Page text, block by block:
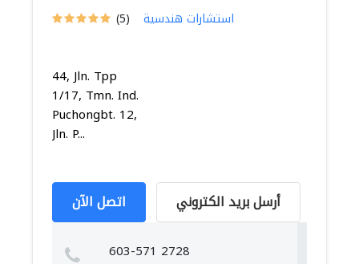
(5) استشارات هندسية
44, Jln. Tpp
1/17, Tmn. Ind.
Puchongbt. 12,
Jln. P...
اتصل الآن أرسل بريد الكتروني
603-571 2728